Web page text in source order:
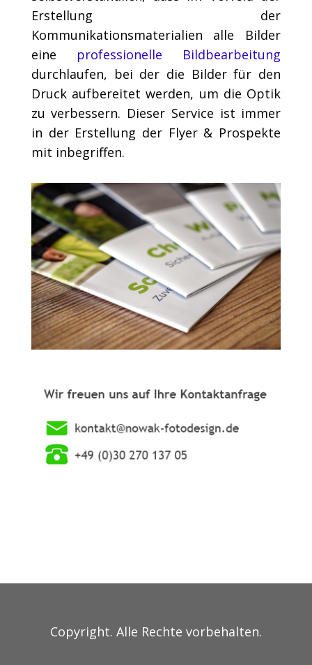
Erstellung der
Kommunikationsmaterialien alle Bilder
eine professionelle Bildbearbeitung
durchlaufen, bei der die Bilder für den
Druck aufbereitet werden, um die Optik
zu verbessern. Dieser Service ist immer
in der Erstellung der Flyer & Prospekte
mit inbegriffen.
Copyright. Alle Rechte vorbehalten.